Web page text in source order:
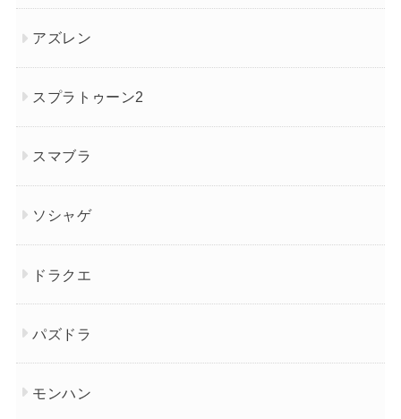
アズレン
スプラトゥーン2
スマブラ
ソシャゲ
ドラクエ
パズドラ
モンハン